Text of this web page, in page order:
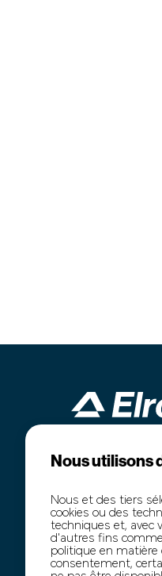
Industrieterrein
+32 (0)89 77 74
+32 (0)474 54 47
info@elro-
Nous utilisons
Nous et des tiers
cookies ou des
techniques et, avec
d'autres fins
politique en matière
consentement,